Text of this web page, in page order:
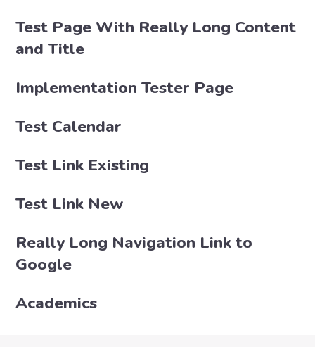
Test Page With Really Long Content
and Title
Implementation Tester Page
Test Calendar
Test Link Existing
Test Link New
Really Long Navigation Link to
Google
Academics